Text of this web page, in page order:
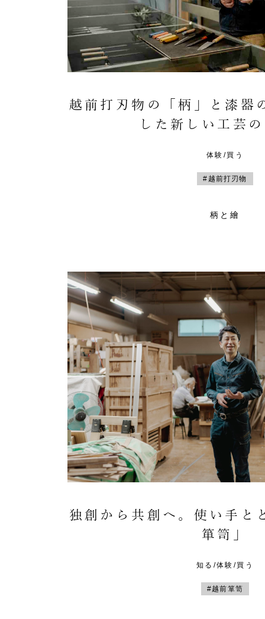
越前打刃物の「柄」と漆器
した新しい工芸
体験/買う
#越前打刃物
柄と繪
独創から共創へ。使い手と
箪笥」
知る/体験/買う
#越前箪笥